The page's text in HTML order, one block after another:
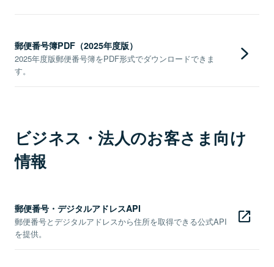
郵便番号簿PDF（2025年度版）
2025年度版郵便番号簿をPDF形式でダウンロードできま
す。
ビジネス・法人のお客さま向け
情報
郵便番号・デジタルアドレスAPI
郵便番号とデジタルアドレスから住所を取得できる公式API
を提供。